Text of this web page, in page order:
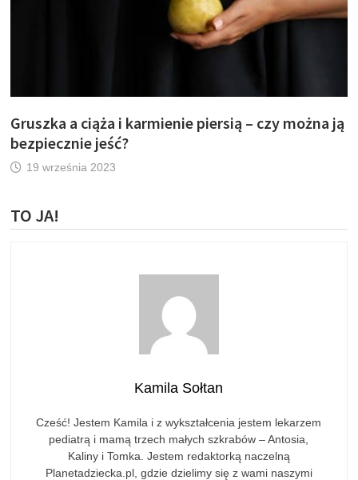
Gruszka a ciąża i karmienie piersią – czy można ją
bezpiecznie jeść?
19 września 2023
TO JA!
Kamila Sołtan
Cześć! Jestem Kamila i z wykształcenia jestem lekarzem
pediatrą i mamą trzech małych szkrabów – Antosia,
Kaliny i Tomka. Jestem redaktorką naczelną
Planetadziecka.pl, gdzie dzielimy się z wami naszymi